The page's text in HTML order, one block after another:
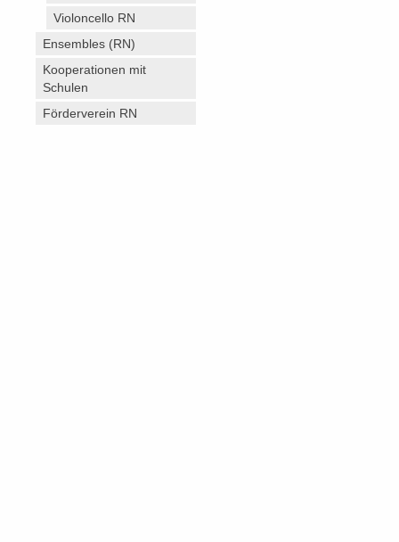
Violoncello RN
Ensembles (RN)
Kooperationen mit
Schulen
Förderverein RN